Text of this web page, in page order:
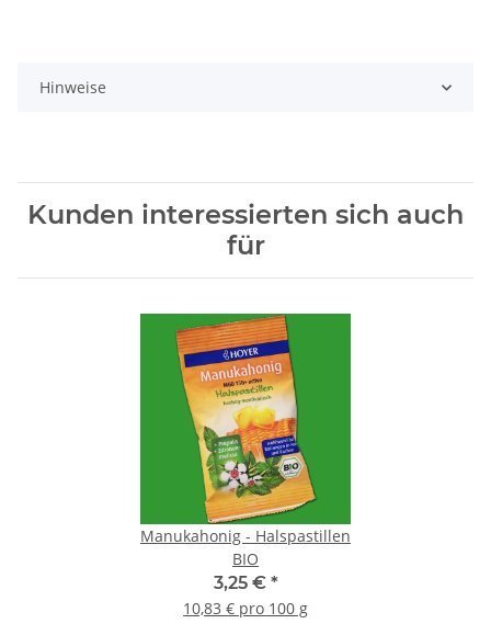
Hinweise
Kunden interessierten sich auch
für
Manukahonig - Halspastillen
BIO
3,25 € *
10,83 € pro 100 g